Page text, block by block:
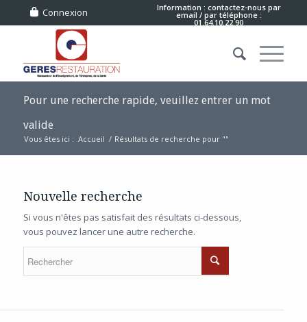
Connexion Information : contactez-nous par
email / par téléphone :
01.64.10.22.90
Pour une recherche rapide, veuillez entrer un mot
valide
Vous êtes ici : Accueil / Résultats de recherche pour ""
Nouvelle recherche
Si vous n'êtes pas satisfait des résultats ci-dessous,
vous pouvez lancer une autre recherche.